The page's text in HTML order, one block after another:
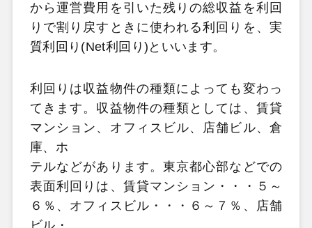
から運営費用を引いた残りの総収益を利回
りで割り戻すときに使われる利回りを、実
質利回り(Net利回り)といいます。
利回りは収益物件の種類によっても変わっ
てきます。収益物件の種類としては、賃貸
マンション、オフィスビル、店舗ビル、倉
庫、ホ
テルなどがあります。東京都心部などでの
表面利回りは、賃貸マンション・・・５～
６％、オフィスビル・・・６～７％、店舗
ビル・